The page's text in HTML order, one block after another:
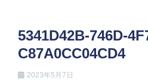
5341D42B-746D-
C87A0CC04CD4
2023年5月7日